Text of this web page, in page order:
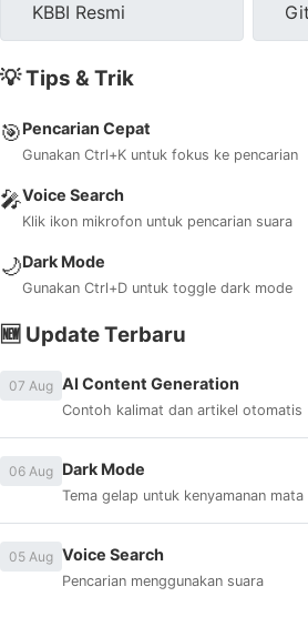
KBBI Resmi
💡 Tips & Trik
🎯Pencarian Cepat
Gunakan Ctrl+K untuk fokus ke pencarian
🎤Voice Search
Klik ikon mikrofon untuk pencarian suara
🌙Dark Mode
Gunakan Ctrl+D untuk toggle dark mode
🆕 Update Terbaru
07 Aug AI Content Generation
Contoh kalimat dan artikel otomatis
06 Aug Dark Mode
Tema gelap untuk kenyamanan mata
05 Aug Voice Search
Pencarian menggunakan suara